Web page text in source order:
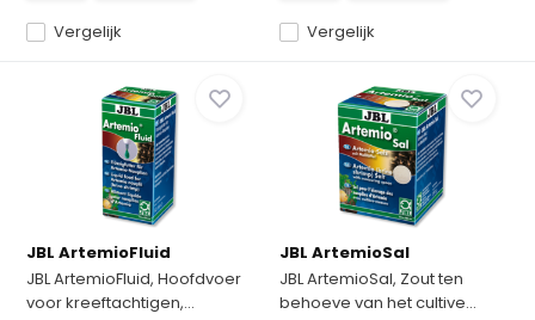
Vergelijk Vergelijk
JBL ArtemioFluid
JBL ArtemioFluid, Hoofdvoer
voor kreeftachtigen,...
JBL ArtemioSal
JBL ArtemioSal, Zout ten
behoeve van het cultive...